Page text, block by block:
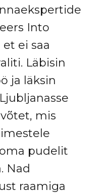
Into
et ei saa
Läbisin
ja läksin
mis
pudelit
Nad
raamiga